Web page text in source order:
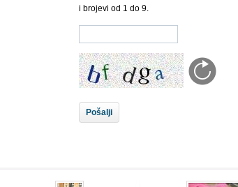
i brojevi od 1 do 9.